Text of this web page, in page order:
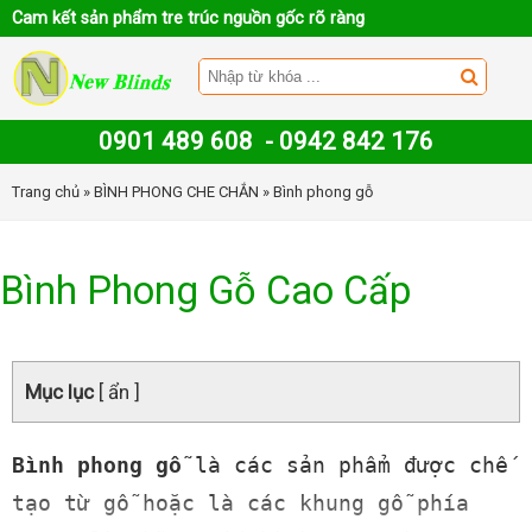
Cam kết sản phẩm tre trúc nguồn gốc rõ ràng
0901 489 608 - 0942 842 176
Trang chủ » BÌNH PHONG CHE CHẮN » Bình phong gỗ
Bình Phong Gỗ Cao Cấp
Mục lục [ ẩn ]
Bình phong gỗlà các sản phẩm được chế
tạo từ gỗ hoặc là các khung gỗ phía